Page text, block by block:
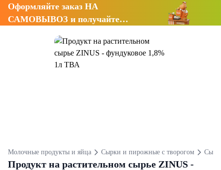
Оформляйте заказ НА
САМОВЫВОЗ и получайте
Молочные продукты и яйца Сырки и пирожные с творогом
Продукт на растительном сырье ZINUS -